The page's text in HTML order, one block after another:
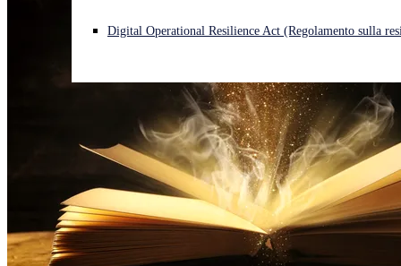
Digital Operational Resilience Act (Regolamento sulla